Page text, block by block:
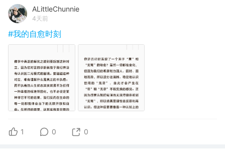
ALittleChunnie
4天前
#我的自愈时刻
1 0 0